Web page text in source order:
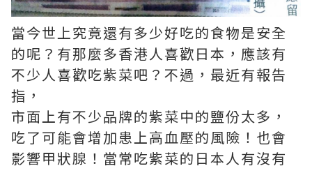
當今世上究竟還有多少好吃的食物是安全
的呢？有那麼多香港人喜歡日本，應該有
不少人喜歡吃紫菜吧？不過，最近有報告
指，
市面上有不少品牌的紫菜中的鹽份太多，
吃了可能會增加患上高血壓的風險！也會
影響甲狀腺！當常吃紫菜的日本人有沒有